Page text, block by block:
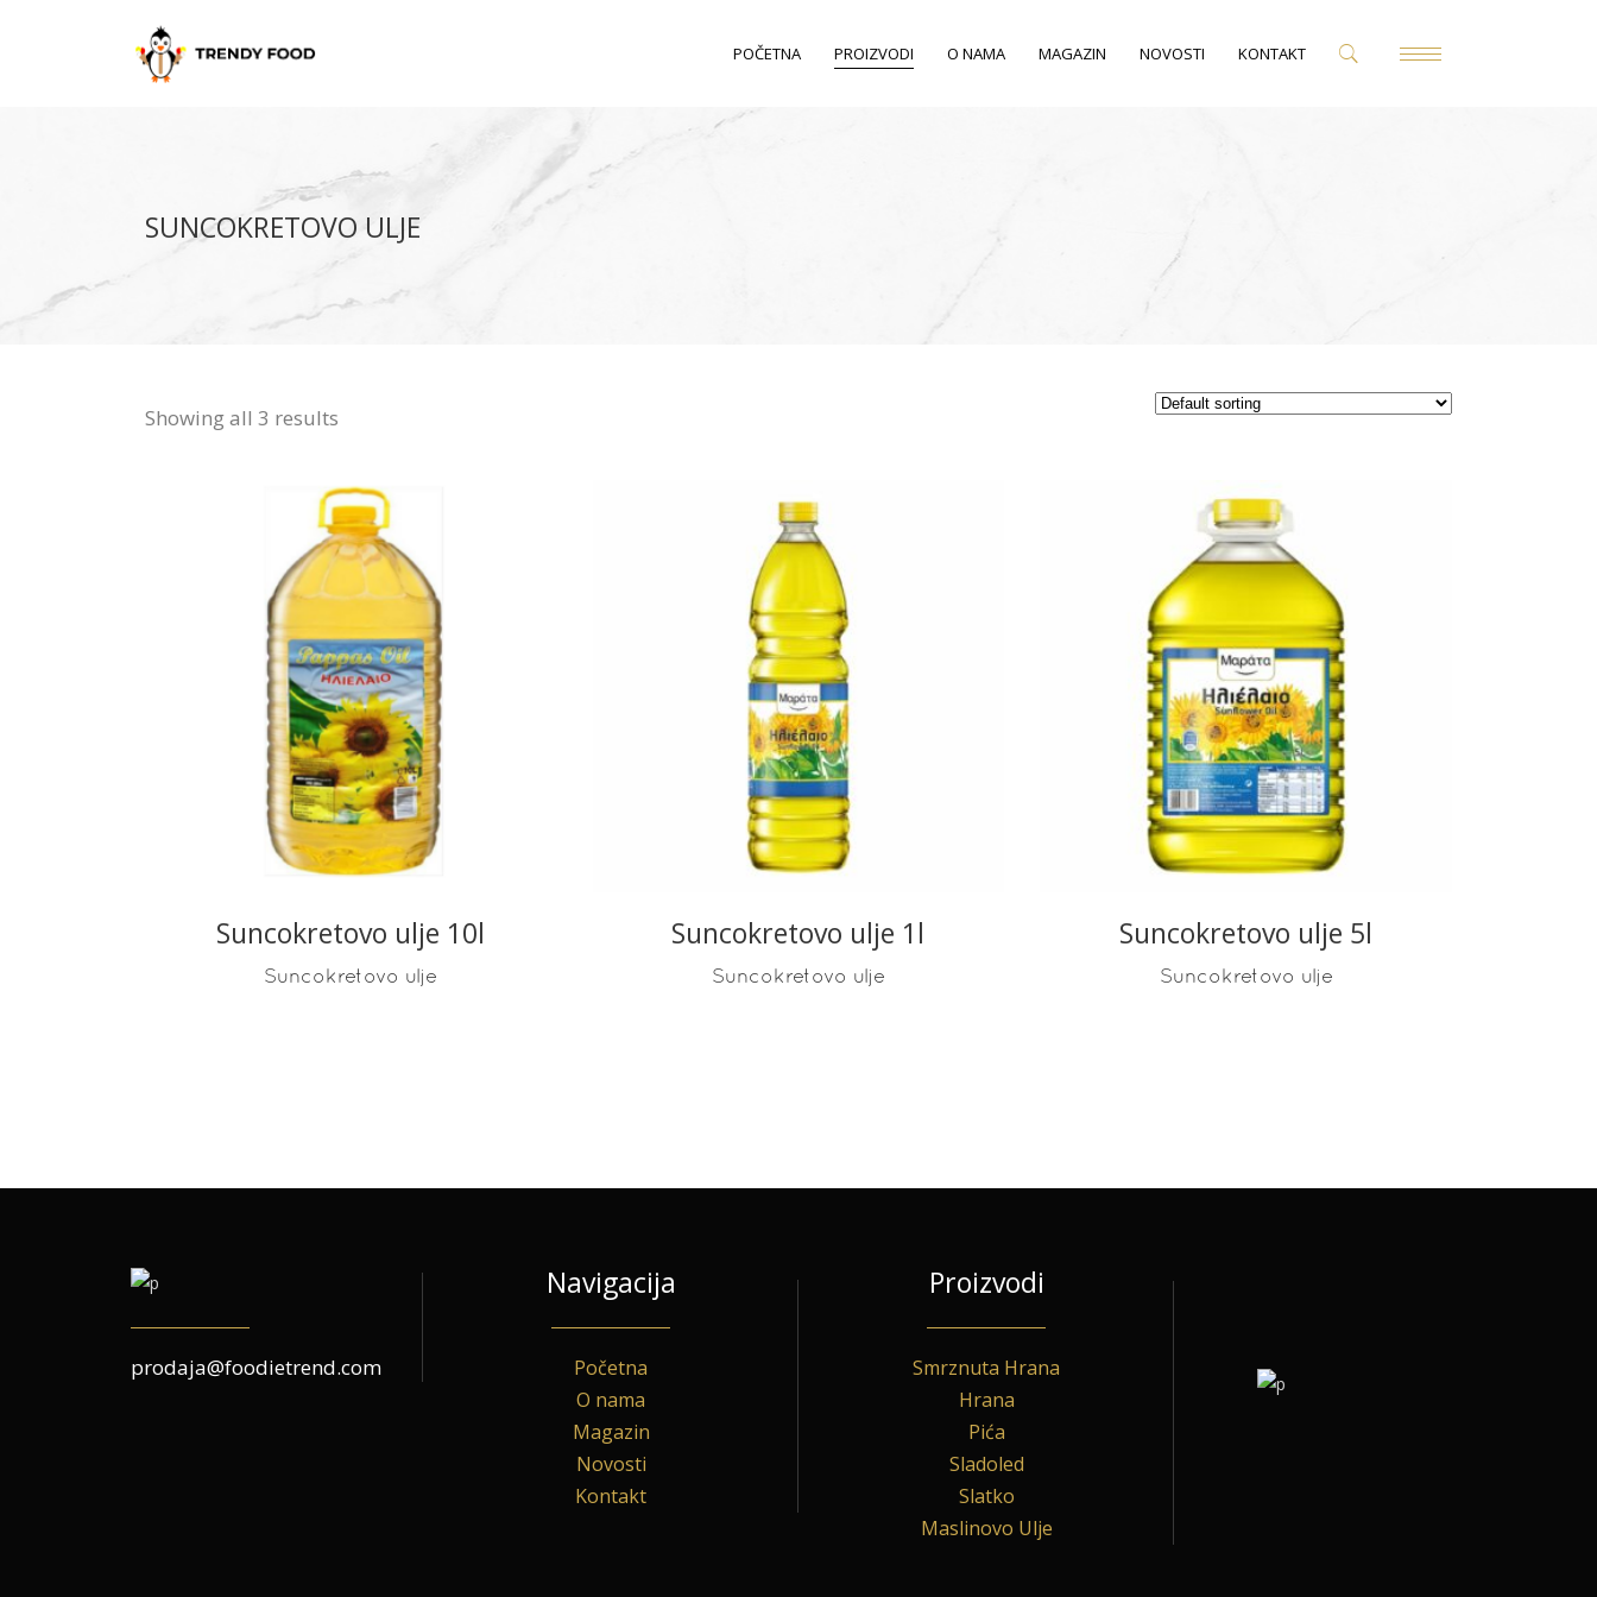
POČETNA PROIZVODI O NAMA MAGAZIN NOVOSTI KONTAKT
SUNCOKRETOVO ULJE
Showing all 3 results
READ MORE
Suncokretovo ulje 10l
Suncokretovo ulje
READ MORE
Suncokretovo ulje 1l
Suncokretovo ulje
READ MORE
Suncokretovo ulje 5l
Suncokretovo ulje
prodaja@foodietrend.com
Navigacija
Početna
O nama
Magazin
Novosti
Kontakt
Proizvodi
Smrznuta Hrana
Hrana
Pića
Sladoled
Slatko
Maslinovo Ulje